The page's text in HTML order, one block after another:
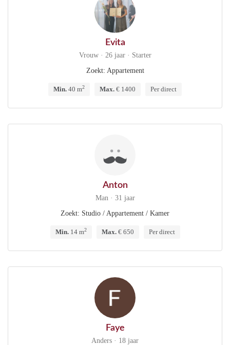
Evita
Vrouw · 26 jaar · Starter
Zoekt: Appartement
Min. 40 m2 Max. € 1400 Per direct
Anton
Man · 31 jaar
Zoekt: Studio / Appartement / Kamer
Min.14 m2 Max.€ 650 Per direct
Faye
Anders · 18 jaar